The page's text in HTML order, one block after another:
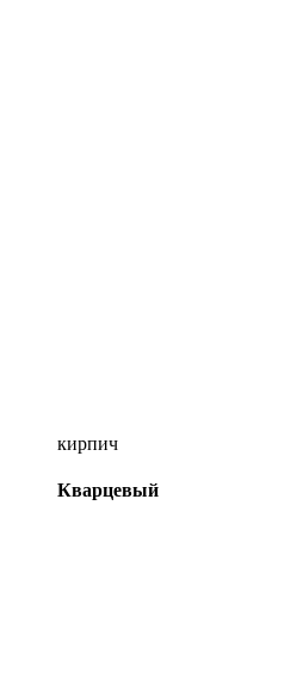
кирпич
Кварцевый